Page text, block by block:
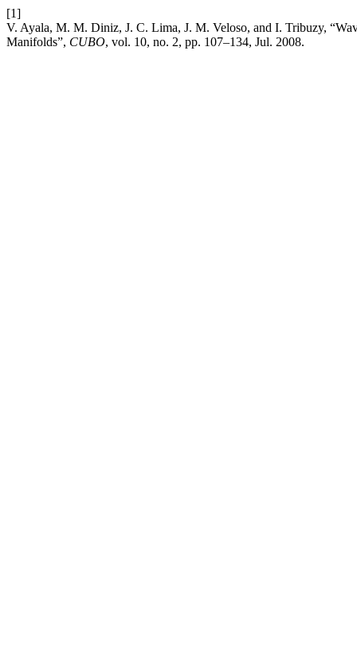
[1]
V. Ayala, M. M. Diniz, J. C. Lima, J. M. Veloso, and I. Tribuzy,
Manifolds”, CUBO, vol. 10, no. 2, pp. 107–134, Jul. 2008.